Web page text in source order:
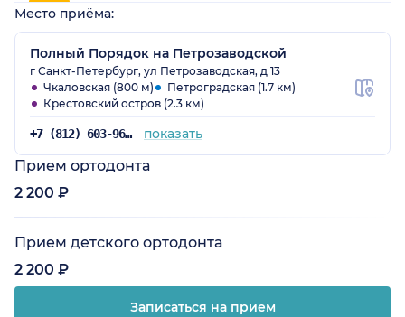
Место приёма:
Полный Порядок на Петрозаводской
г Санкт-Петербург, ул Петрозаводская, д 13
Чкаловская (800 м)
Петроградская (1.7 км)
Крестовский остров (2.3 км)
+7 (812) 603-96-05 показать
Прием ортодонта
2 200 ₽
Прием детского ортодонта
2 200 ₽
Записаться на прием